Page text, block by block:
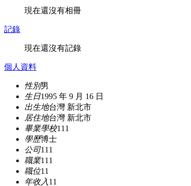
現在還沒有相冊
記錄
現在還沒有記錄
個人資料
性別男
生日1995 年 9 月 16 日
出生地台灣 新北市
居住地台灣 新北市
畢業學校111
學歷博士
公司111
職業111
職位11
年收入 11